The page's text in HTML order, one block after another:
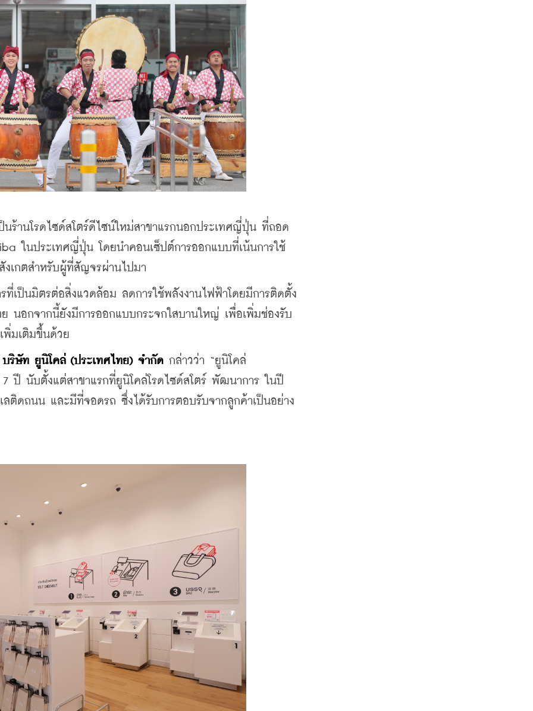
านโรดไซด์สโตร์ดีไซน์ใหม่สาขาแรกนอกประเทศญี่ปุ่น ที่ถอด
ในประเทศญี่ปุ่น โดยนำคอนเซ็ปต์การออกแบบที่เน้นการใช้
งเกตสำหรับผู้ที่สัญจรผ่านไปมา
ป็นมิตรต่อสิ่งแวดล้อม ลดการใช้พลังงานไฟฟ้าโดยมีการติดตั้ง
ย นอกจากนี้ยังมีการออกแบบกระจกใสบานใหญ่ เพื่อเพิ่มช่องรับ
พิ่มเติมขึ้นด้วย
บริษัท ยูนิโคล่ (ประเทศไทย) จำกัด กล่าวว่า “ยูนิโคล่
7 ปี นับตั้งแต่สาขาแรกที่ยูนิโคล่โรดไซด์สโตร์ พัฒนาการ ในปี
ลติดถนน และมีที่จอดรถ ซึ่งได้รับการตอบรับจากลูกค้าเป็นอย่าง